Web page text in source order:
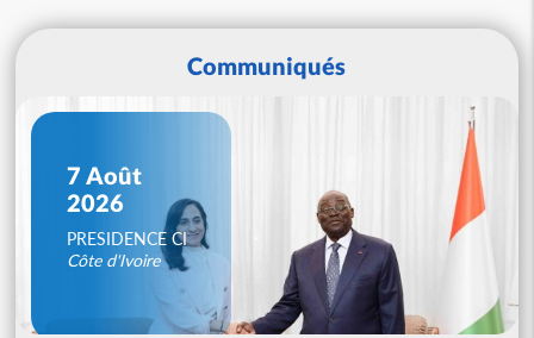
Communiqués
7 Août
2026
PRESIDENCE CI
Côte d'Ivoire